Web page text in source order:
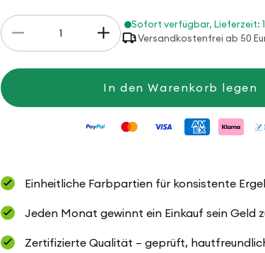
Anzahl
Verringere
für
Erhöhe
die
für
Socks
Sofort verfügbar, Lieferzeit:
Versandkostenfrei ab 50
In den Warenkorb legen
Einheitliche Farbpartien für konsistente
Jeden Monat gewinnt ein Einkauf sein Geld
Zertifizierte Qualität – geprüft,